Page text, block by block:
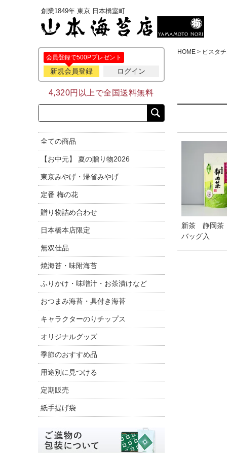
創業1849年 東京 日本橋室町
会員登録で500Pプレゼント
新規会員登録 ログイン
4,320円以上で全国送料無料
全ての商品
【お中元】 夏の贈り物2026
東京みやげ・帰省みやげ
定番 梅の花
贈り物詰め合わせ
日本橋本店限定
無双佳品
焼海苔・味附海苔
ふりかけ・味噌汁・お茶漬けなど
おつまみ海苔・具付き海苔
キャラクターのりチップス
オリジナルグッズ
季節のおすすめ品
用途別に見つける
定期販売
紙手提げ袋
HOME ピスタ
新茶 静岡茶
バッグ入